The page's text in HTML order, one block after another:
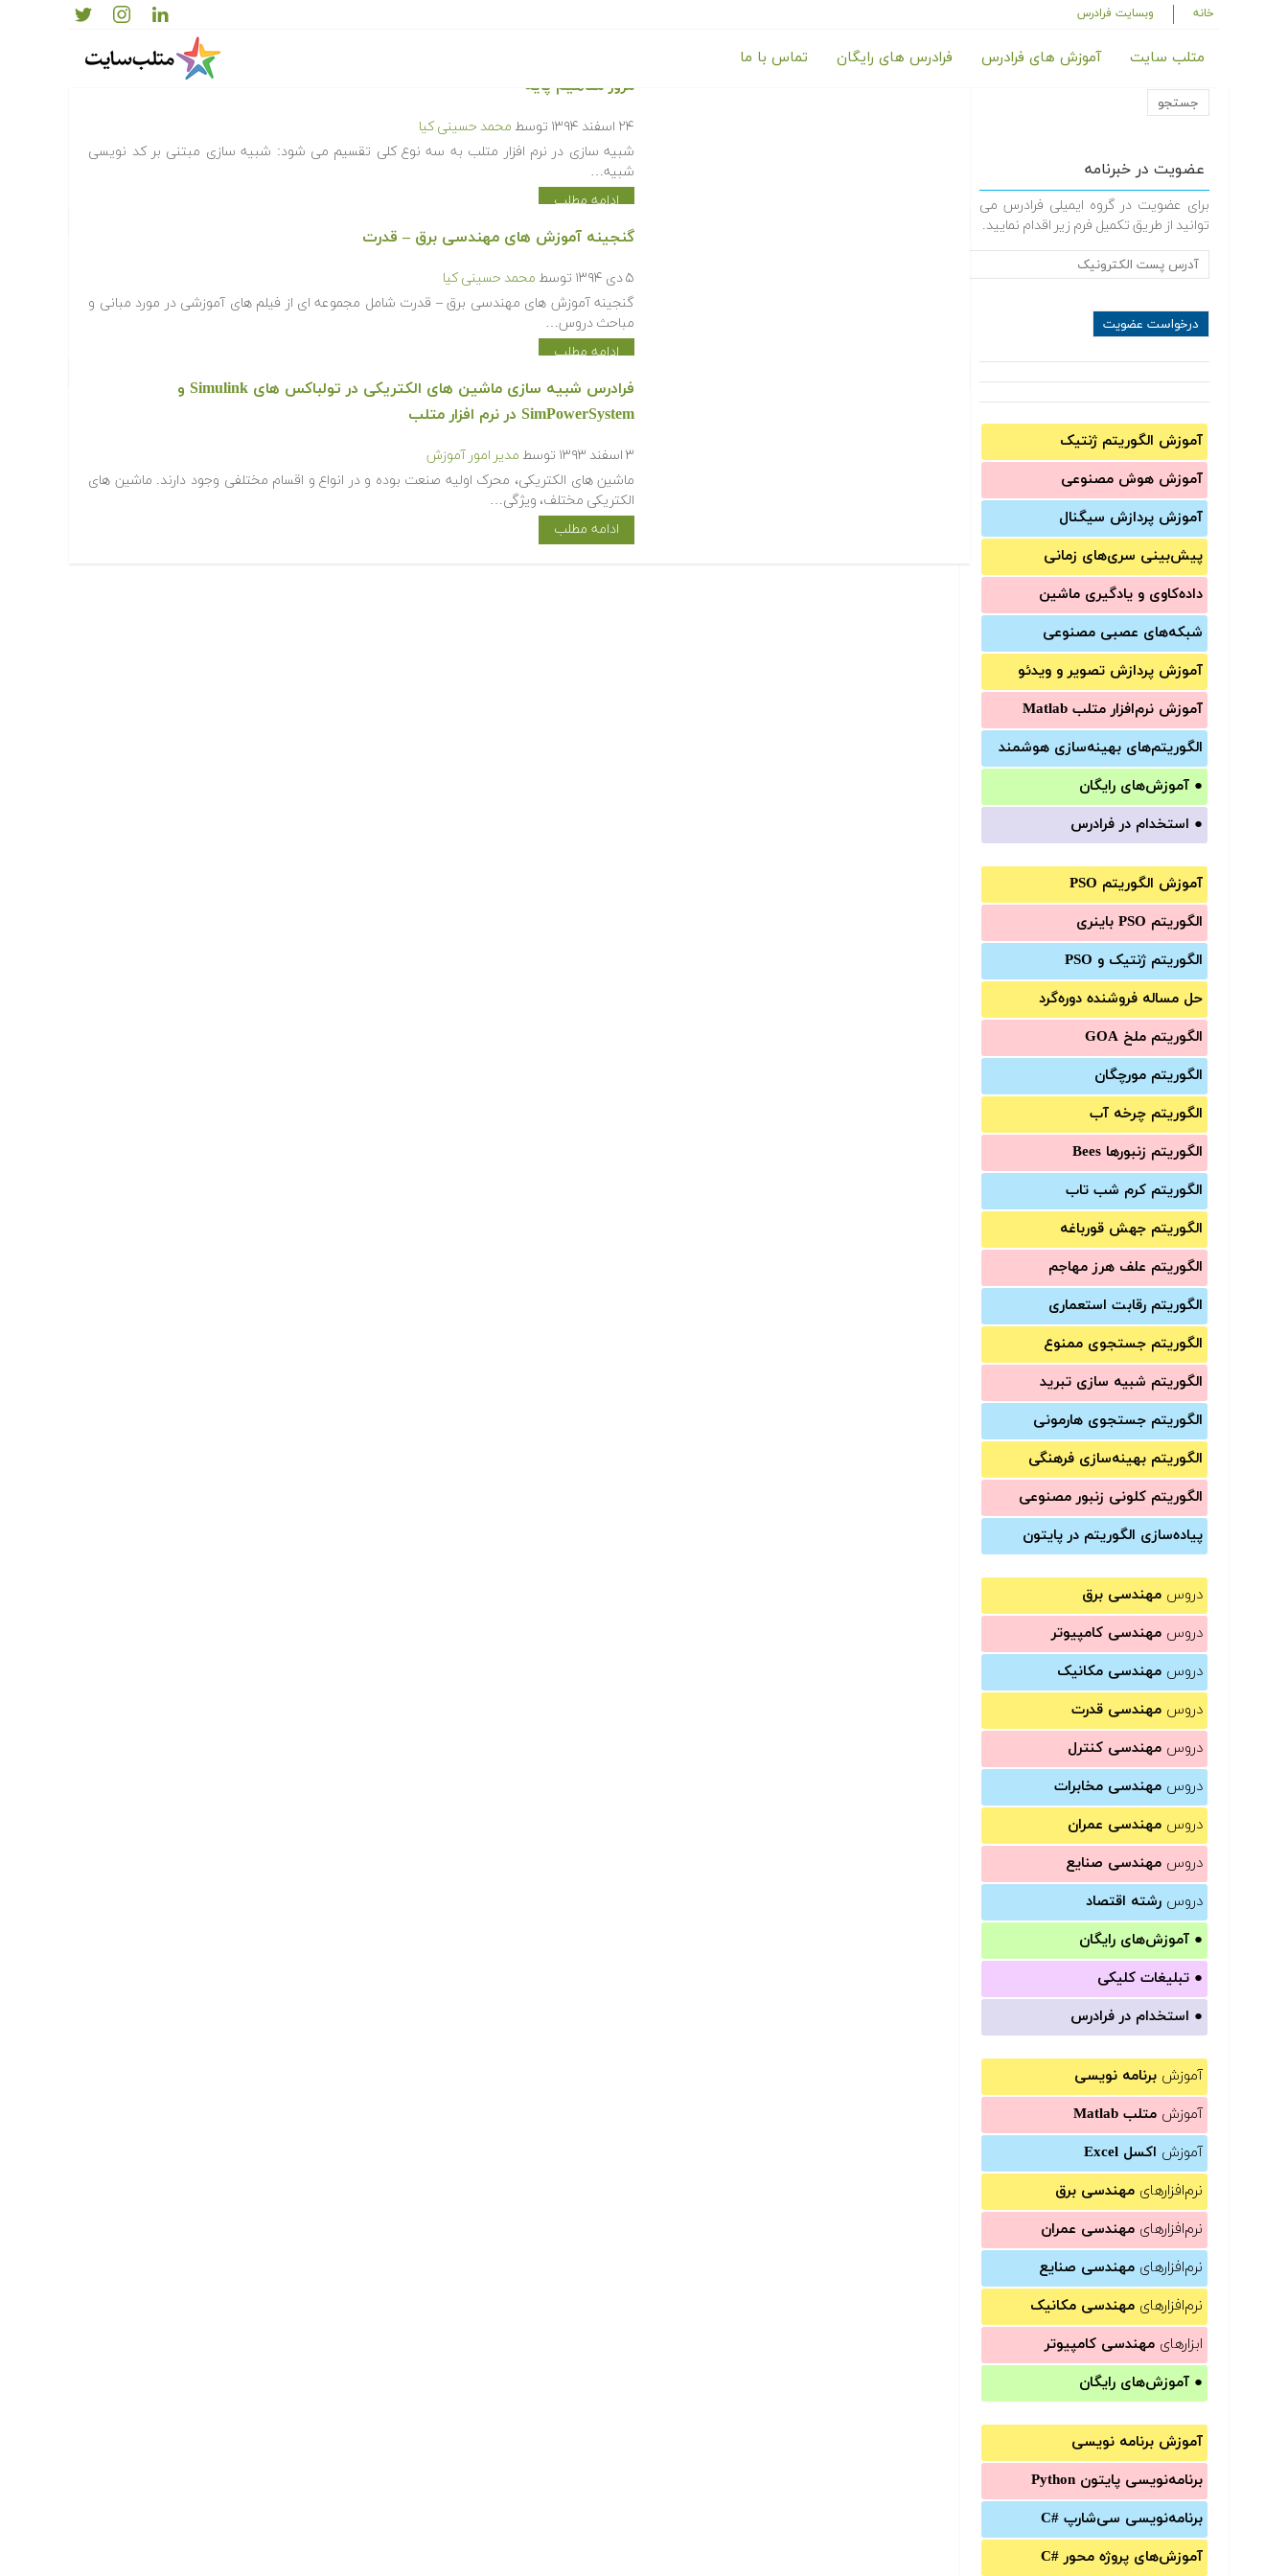
خانه وبسایت فرادرس
متلب سایت آموزش های فرادرس فرادرس های رایگان تماس با ما
عضویت در خبرنامه
برای عضویت در گروه ایمیلی فرادرس می
توانید از طریق تکمیل فرم زیر اقدام نمایید.
آموزش الگوریتم ژنتیک
آموزش‌ هوش مصنوعی
آموزش‌ پردازش سیگنال
پیش‌‌بینی سری‌‌های زمانی
داده‌کاوی و یادگیری ماشین
شبکه‌های عصبی مصنوعی
آموزش‌ پردازش تصویر و ویدئو
آموزش‌ نرم‌افزار متلب Matlab
الگوریتم‌های بهینه‌سازی هوشمند
● آموزش‌های رایگان
● استخدام در فرادرس
آموزش الگوریتم PSO
الگوریتم PSO باینری
الگوریتم ژنتیک و PSO
حل مساله فروشنده دوره‌گرد
الگوریتم ملخ GOA
الگوریتم مورچگان
الگوریتم چرخه آب
الگوریتم زنبورها Bees
الگوریتم کرم شب تاب
الگوریتم جهش قورباغه
الگوریتم علف هرز مهاجم
الگوریتم رقابت استعماری
الگوریتم جستجوی ممنوع
الگوریتم شبیه سازی تبرید
الگوریتم جستجوی هارمونی
الگوریتم بهینه‌سازی فرهنگی
الگوریتم کلونی زنبور مصنوعی
پیاده‌سازی الگوریتم در پایتون
دروس مهندسی برق
دروس مهندسی کامپیوتر
دروس مهندسی مکانیک
دروس مهندسی قدرت
دروس مهندسی کنترل
دروس مهندسی مخابرات
دروس مهندسی عمران
دروس مهندسی صنایع
دروس رشته اقتصاد
● آموزش‌های رایگان
● تبلیغات کلیکی
● استخدام در فرادرس
آموزش برنامه نویسی
آموزش متلب Matlab
آموزش اکسل Excel
نرم‌افزارهای مهندسی برق
نرم‌افزارهای مهندسی عمران
نرم‌افزارهای مهندسی صنایع
نرم‌افزارهای مهندسی مکانیک
ابزارهای مهندسی کامپیوتر
● آموزش‌های رایگان
آموزش برنامه نویسی
برنامه‌نویسی پایتون Python
برنامه‌‌نویسی سی‌شارپ C#‎
آموزش‌های پروژه محور #C
آموزش آشنایی با شبیه سازی انواع ماشین های الکتریکی در سیمولینک متلب –
مرور مفاهیم پایه
۲۴ اسفند ۱۳۹۴ توسط محمد حسینی کیا
شبیه سازی در نرم افزار متلب به سه نوع کلی تقسیم می شود: شبیه سازی مبتنی بر کد نویسی
شبیه…
ادامه مطلب
گنجینه آموزش های مهندسی برق – قدرت
۵ دی ۱۳۹۴ توسط محمد حسینی کیا
گنجینه آموزش های مهندسی برق – قدرت شامل مجموعه ای از فیلم های آموزشی در مورد مبانی و
مباحث دروس…
ادامه مطلب
فرادرس شبیه سازی ماشین های الکتریکی در تولباکس های Simulink و
SimPowerSystem در نرم افزار متلب
۳ اسفند ۱۳۹۳ توسط مدیر امور آموزش
ماشین های الکتریکی، محرک اولیه صنعت بوده و در انواع و اقسام مختلفی وجود دارند. ماشین های
الکتریکی مختلف، ویژگی…
ادامه مطلب